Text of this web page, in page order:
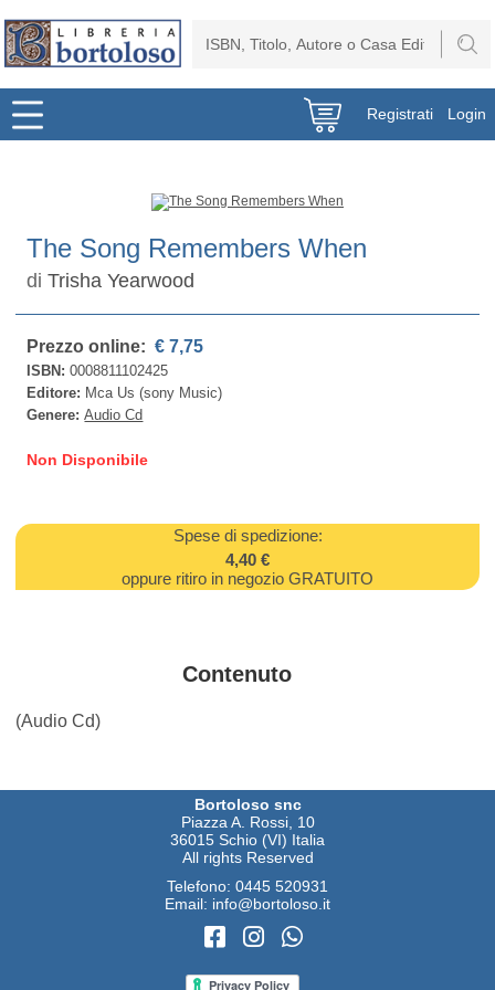
Registrati Login
The Song Remembers When
diTrisha Yearwood
Prezzo online: € 7,75
ISBN:0008811102425
Editore: Mca Us (sony Music)
Genere:Audio Cd
Non Disponibile
Spese di spedizione:
4,40 €
oppure ritiro in negozio GRATUITO
Contenuto
(Audio Cd)
Bortoloso snc
Piazza A. Rossi, 10
36015 Schio (VI) Italia
All rights Reserved
Telefono: 0445 520931
Email: info@bortoloso.it